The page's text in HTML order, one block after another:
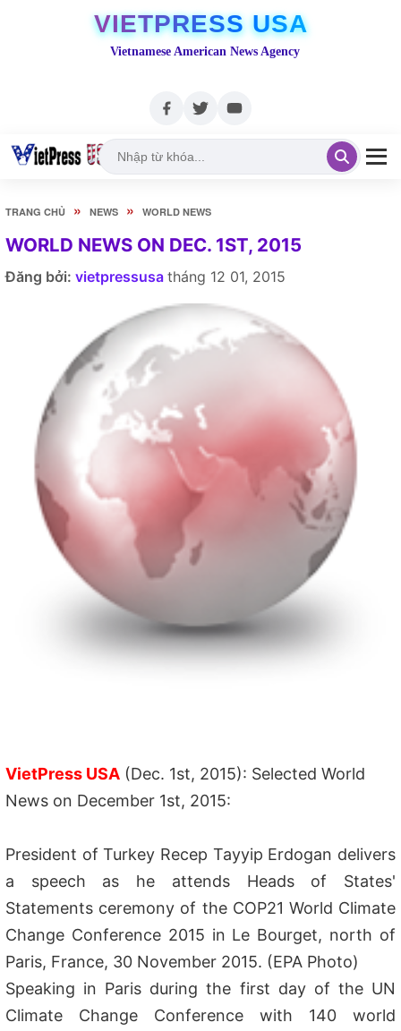
VIETPRESS USA
Vietnamese American News Agency
TRANG CHỦ » NEWS » WORLD NEWS
WORLD NEWS ON DEC. 1ST, 2015
Đăng bởi: vietpressusa tháng 12 01, 2015
VietPress USA (Dec. 1st, 2015): Selected World
News on December 1st, 2015:
President of Turkey Recep Tayyip Erdogan delivers
a speech as he attends Heads of States'
Statements ceremony of the COP21 World Climate
Change Conference 2015 in Le Bourget, north of
Paris, France, 30 November 2015. (EPA Photo)
Speaking in Paris during the first day of the UN
Climate Change Conference with 140 world